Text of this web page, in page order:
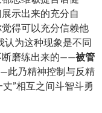
示出来的充分自
得可以充分信赖他
认为这种现象是不同
断磨练出来的——被管
此乃精神控制与反精
”相互之间斗智斗勇